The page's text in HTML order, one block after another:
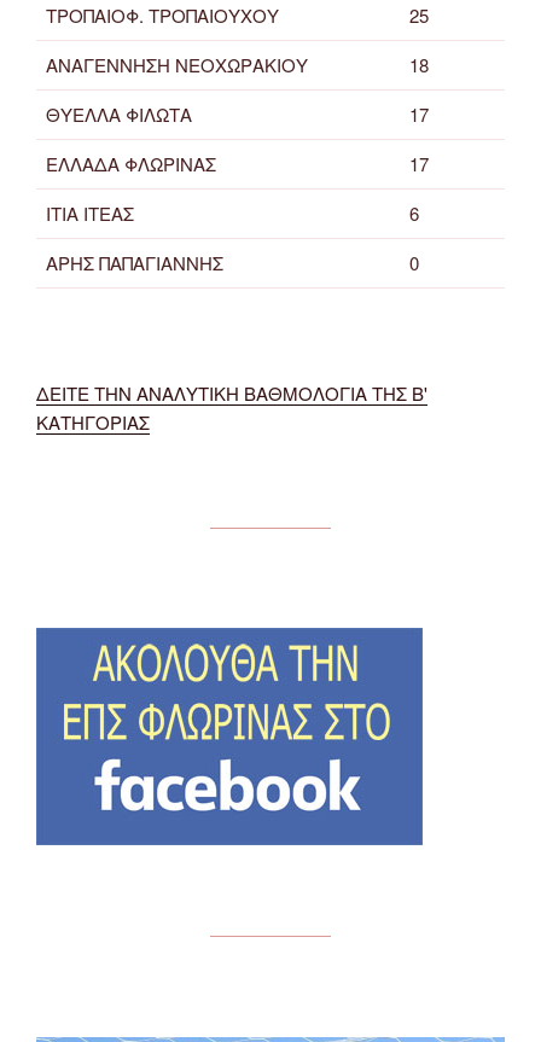
ΤΡΟΠΑΙΟΦ. ΤΡΟΠΑΙΟΥΧΟΥ
25
ΑΝΑΓΕΝΝΗΣΗ ΝΕΟΧΩΡΑΚΙΟΥ
18
ΘΥΕΛΛΑ ΦΙΛΩΤΑ
17
ΕΛΛΑΔΑ ΦΛΩΡΙΝΑΣ
17
ΙΤΙΑ ΙΤΕΑΣ
6
ΑΡΗΣ ΠΑΠΑΓΙΑΝΝΗΣ
0
ΔΕΙΤΕ ΤΗΝ ΑΝΑΛΥΤΙΚΗ ΒΑΘΜΟΛΟΓΙΑ ΤΗΣ Β'
ΚΑΤΗΓΟΡΙΑΣ